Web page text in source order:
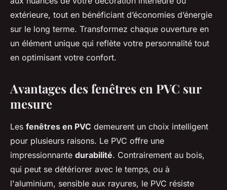
extérieure, tout en bénéficiant d’économies d’énergie
sur le long terme. Transformez chaque ouverture en
un élément unique qui reflète votre personnalité tout
en optimisant votre confort.
Avantages des fenêtres en PVC sur
mesure
Les fenêtres en PVC demeurent un choix intelligent
pour plusieurs raisons. Le PVC offre une
impressionnante durabilité. Contrairement au bois,
qui peut se détériorer avec le temps, ou à
l'aluminium, sensible aux rayures, le PVC résiste